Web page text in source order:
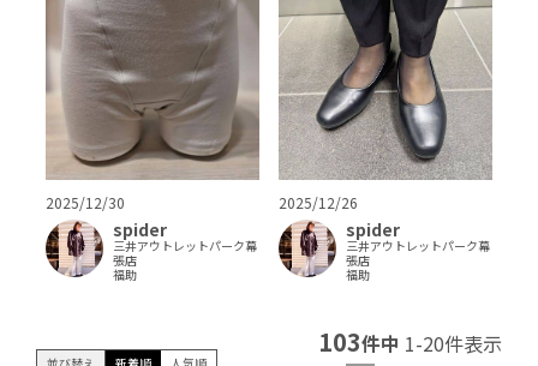
2025/12/30
spider
三井アウトレットパーク幕
張店
福助
2025/12/26
spider
三井アウトレットパーク幕
張店
福助
103件中 1-20件表示